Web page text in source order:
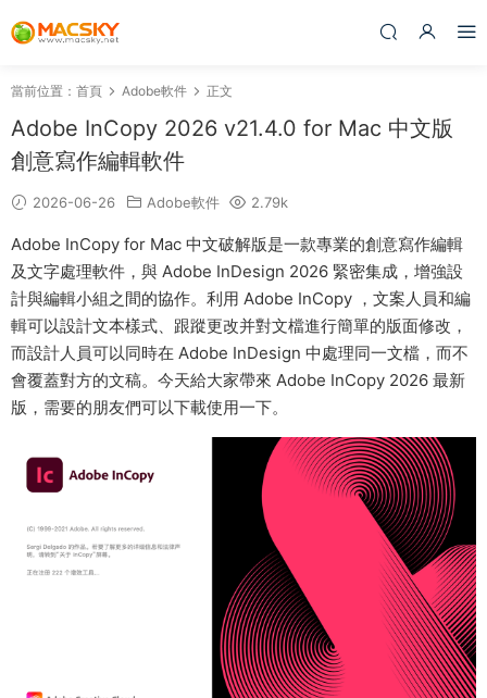
當前位置： 首頁 Adobe軟件 正文
Adobe InCopy 2026 v21.4.0 for Mac 中文版
創意寫作編輯軟件
2026-06-26 Adobe軟件 2.79k
Adobe InCopy for Mac 中文破解版是一款專業的創意寫作編輯
及文字處理軟件，與 Adobe InDesign 2026 緊密集成，增強設
計與編輯小組之間的協作。利用 Adobe InCopy ，文案人員和編
輯可以設計文本樣式、跟蹤更改并對文檔進行簡單的版面修改，
而設計人員可以同時在 Adobe InDesign 中處理同一文檔，而不
會覆蓋對方的文稿。今天給大家帶來 Adobe InCopy 2026 最新
版，需要的朋友們可以下載使用一下。